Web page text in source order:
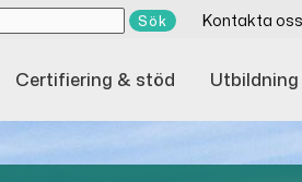
Kontakta oss
Certifiering & stöd Utbildning